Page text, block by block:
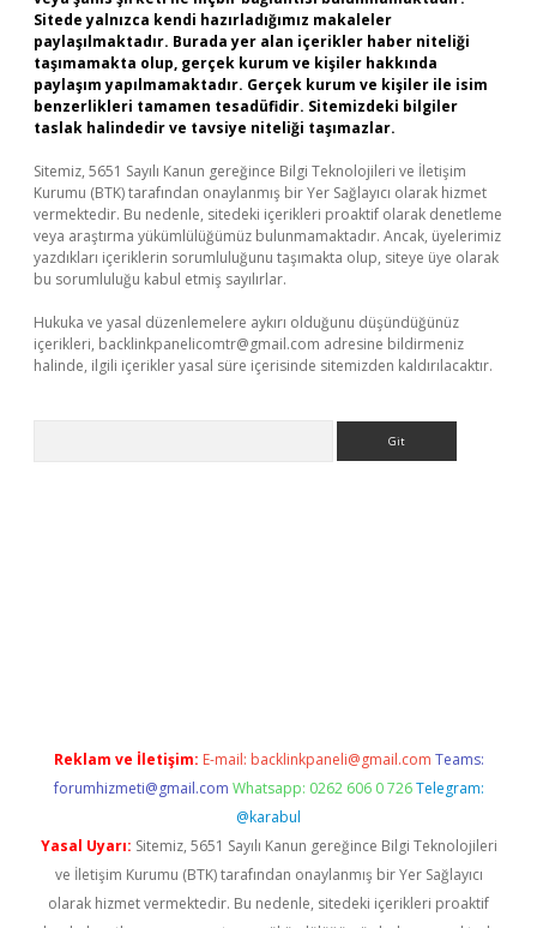
Sitede yalnızca kendi hazırladığımız makaleler
paylaşılmaktadır. Burada yer alan içerikler haber niteliği
taşımamakta olup, gerçek kurum ve kişiler hakkında
paylaşım yapılmamaktadır. Gerçek kurum ve kişiler ile isim
benzerlikleri tamamen tesadüfidir. Sitemizdeki bilgiler
taslak halindedir ve tavsiye niteliği taşımazlar.
Sitemiz, 5651 Sayılı Kanun gereğince Bilgi Teknolojileri ve İletişim
Kurumu (BTK) tarafından onaylanmış bir Yer Sağlayıcı olarak hizmet
vermektedir. Bu nedenle, sitedeki içerikleri proaktif olarak denetleme
veya araştırma yükümlülüğümüz bulunmamaktadır. Ancak, üyelerimiz
yazdıkları içeriklerin sorumluluğunu taşımakta olup, siteye üye olarak
bu sorumluluğu kabul etmiş sayılırlar.
Hukuka ve yasal düzenlemelere aykırı olduğunu düşündüğünüz
içerikleri, backlinkpanelicomtr@gmail.com adresine bildirmeniz
halinde, ilgili içerikler yasal süre içerisinde sitemizden kaldırılacaktır.
Reklam ve İletişim: E-mail: backlinkpaneli@gmail.com Teams:
forumhizmeti@gmail.com Whatsapp: 0262 606 0 726 Telegram:
@karabul
Yasal Uyarı: Sitemiz, 5651 Sayılı Kanun gereğince Bilgi Teknolojileri
ve İletişim Kurumu (BTK) tarafından onaylanmış bir Yer Sağlayıcı
olarak hizmet vermektedir. Bu nedenle, sitedeki içerikleri proaktif